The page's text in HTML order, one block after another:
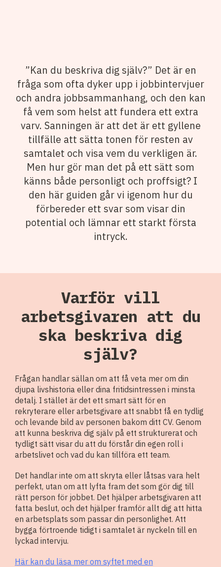
”Kan du beskriva dig själv?” Det är en
fråga som ofta dyker upp i jobbintervjuer
och andra jobbsammanhang, och den kan
få vem som helst att fundera ett extra
varv. Sanningen är att det är ett gyllene
tillfälle att sätta tonen för resten av
samtalet och visa vem du verkligen är.
Men hur gör man det på ett sätt som
känns både personligt och proffsigt? I
den här guiden går vi igenom hur du
förbereder ett svar som visar din
potential och lämnar ett starkt första
intryck.
Varför vill
arbetsgivaren att du
ska beskriva dig
själv?
Frågan handlar sällan om att få veta mer om din
djupa livshistoria eller dina fritidsintressen i minsta
detalj. I stället är det ett smart sätt för en
rekryterare eller arbetsgivare att snabbt få en tydlig
och levande bild av personen bakom ditt CV. Genom
att kunna beskriva dig själv på ett strukturerat och
tydligt sätt visar du att du förstår din egen roll i
arbetslivet och vad du kan tillföra ett team.
Det handlar inte om att skryta eller låtsas vara helt
perfekt, utan om att lyfta fram det som gör dig till
rätt person för jobbet. Det hjälper arbetsgivaren att
fatta beslut, och det hjälper framför allt dig att hitta
en arbetsplats som passar din personlighet. Att
bygga förtroende tidigt i samtalet är nyckeln till en
lyckad intervju.
Här kan du läsa mer om syftet med en